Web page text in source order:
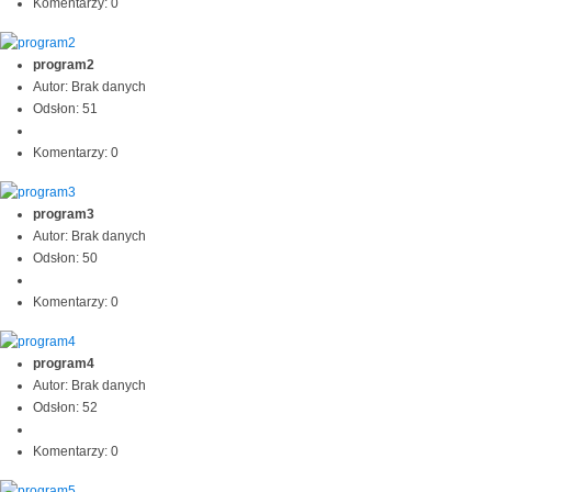
Komentarzy: 0
program2
Autor: Brak danych
Odsłon: 51
Komentarzy: 0
program3
Autor: Brak danych
Odsłon: 50
Komentarzy: 0
program4
Autor: Brak danych
Odsłon: 52
Komentarzy: 0